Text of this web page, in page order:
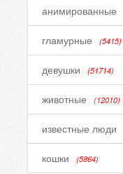
анимированные
гламурные (5415)
девушки (51714)
животные (12010)
известные люди
кошки (5864)